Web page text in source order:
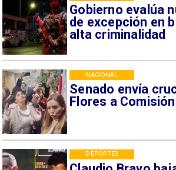
Gobierno evalúa
de excepción en
alta criminalidad
Senado envía
Flores a
NACIONAL
DEPORTES